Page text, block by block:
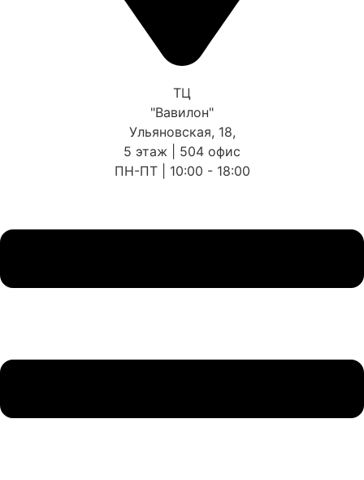
ТЦ
"Вавилон"
Ульяновская, 18,
5 этаж | 504 офис
ПН-ПТ | 10:00 - 18:00